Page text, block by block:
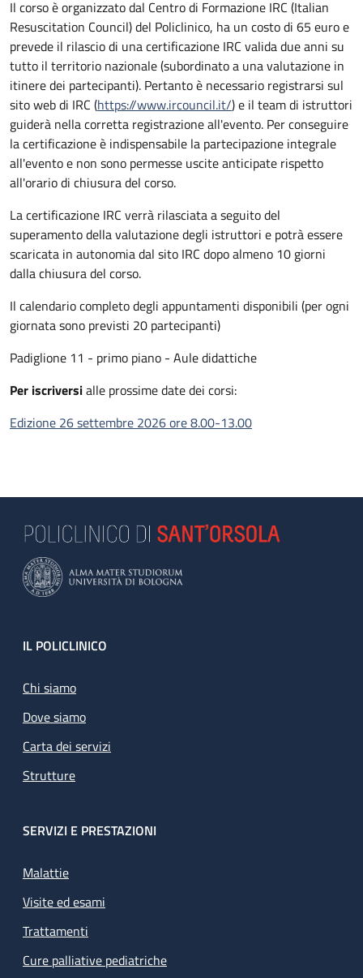
Il corso è organizzato dal Centro di Formazione IRC (Italian
Resuscitation Council) del Policlinico, ha un costo di 65 euro e
prevede il rilascio di una certificazione IRC valida due anni su
tutto il territorio nazionale (subordinato a una valutazione in
itinere dei partecipanti). Pertanto è necessario registrarsi sul
sito web di IRC (https://www.ircouncil.it/) e il team di istruttori
guiderà nella corretta registrazione all'evento. Per conseguire
la certificazione è indispensabile la partecipazione integrale
all'evento e non sono permesse uscite anticipate rispetto
all'orario di chiusura del corso.
La certificazione IRC verrà rilasciata a seguito del
superamento della valutazione degli istruttori e potrà essere
scaricata in autonomia dal sito IRC dopo almeno 10 giorni
dalla chiusura del corso.
Il calendario completo degli appuntamenti disponibili (per ogni
giornata sono previsti 20 partecipanti)
Padiglione 11 - primo piano - Aule didattiche
Per iscriversialle prossime date dei corsi:
Edizione 26 settembre 2026 ore 8.00-13.00
Footer
IL POLICLINICO
Chi siamo
Dove siamo
Carta dei servizi
Strutture
SERVIZI E PRESTAZIONI
Malattie
Visite ed esami
Trattamenti
Cure palliative pediatriche